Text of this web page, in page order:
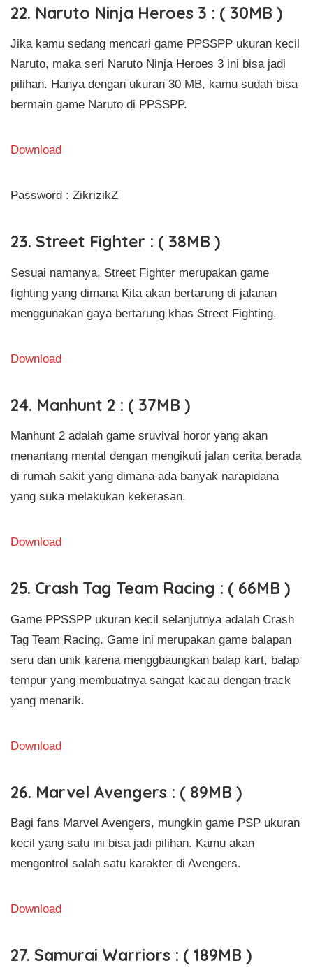
22. Naruto Ninja Heroes 3 : ( 30MB )
Jika kamu sedang mencari game PPSSPP ukuran kecil
Naruto, maka seri Naruto Ninja Heroes 3 ini bisa jadi
pilihan. Hanya dengan ukuran 30 MB, kamu sudah bisa
bermain game Naruto di PPSSPP.
Download
Password : ZikrizikZ
23. Street Fighter : ( 38MB )
Sesuai namanya, Street Fighter merupakan game
fighting yang dimana Kita akan bertarung di jalanan
menggunakan gaya bertarung khas Street Fighting.
Download
24. Manhunt 2 : ( 37MB )
Manhunt 2 adalah game sruvival horor yang akan
menantang mental dengan mengikuti jalan cerita berada
di rumah sakit yang dimana ada banyak narapidana
yang suka melakukan kekerasan.
Download
25. Crash Tag Team Racing : ( 66MB )
Game PPSSPP ukuran kecil selanjutnya adalah Crash
Tag Team Racing. Game ini merupakan game balapan
seru dan unik karena menggbaungkan balap kart, balap
tempur yang membuatnya sangat kacau dengan track
yang menarik.
Download
26. Marvel Avengers : ( 89MB )
Bagi fans Marvel Avengers, mungkin game PSP ukuran
kecil yang satu ini bisa jadi pilihan. Kamu akan
mengontrol salah satu karakter di Avengers.
Download
27. Samurai Warriors : ( 189MB )